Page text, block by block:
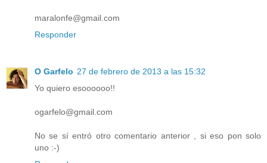
maralonfe@gmail.com
Responder
O Garfelo 27 de febrero de 2013 a las 15:32
Yo quiero esoooooo!!
ogarfelo@gmail.com
No se sí entró otro comentario anterior , si eso pon solo
uno :-)